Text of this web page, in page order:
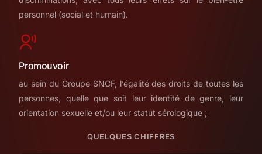
personnel (social et humain).
Promouvoir
au sein du Groupe SNCF, l’égalité des droits de toutes les
personnes, quelle que soit leur identité de genre, leur
orientation sexuelle et/ou leur statut sérologique ;
QUELQUES CHIFFRES